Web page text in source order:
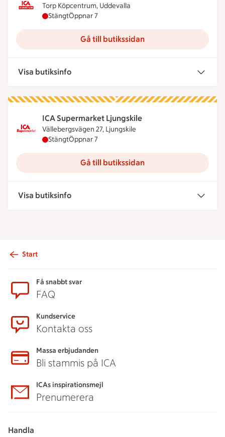
Torp Köpcentrum, Uddevalla
ICA Maxi,Uddevalla har stängt, öppnar klockan 7
StängtÖppnar 7
Gå till butikssidan
Visa butiksinfo
ICA Supermarket Ljungskile
Vällebergsvägen 27, Ljungskile
ICA Supermarket Ljungskile har stängt, öppnar
StängtÖppnar 7
Gå till butikssidan
Visa butiksinfo
Start
Få snabbt svar
FAQ
Kundservice
Kontakta oss
Massa erbjudanden
Bli stammis på ICA
ICAs inspirationsmejl
Prenumerera
Handla